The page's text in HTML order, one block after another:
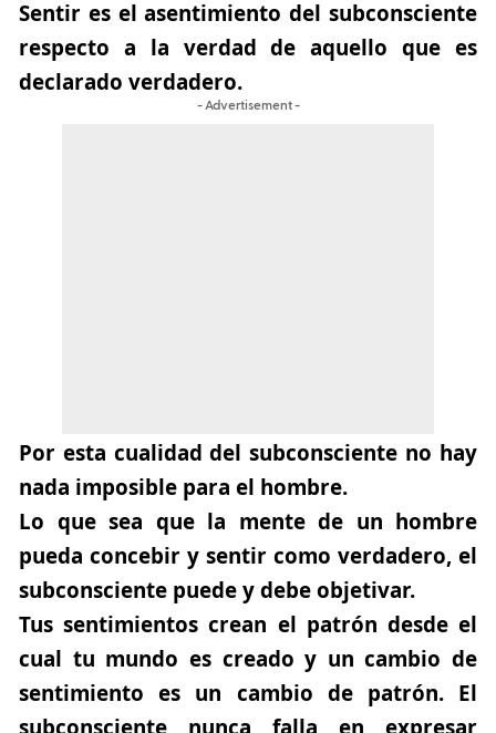
Sentir es el asentimiento del subconsciente
respecto a la verdad de aquello que es
declarado verdadero.
- Advertisement -
Por esta cualidad del subconsciente no hay
nada imposible para el hombre.
Lo que sea que la mente de un hombre
pueda concebir y sentir como verdadero, el
subconsciente puede y debe objetivar.
Tus sentimientos crean el patrón desde el
cual tu mundo es creado y un cambio de
sentimiento es un cambio de patrón. El